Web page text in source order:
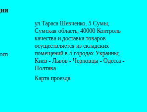
ул.Тараса Шевченко, 5 Сумы,
Сумская область, 40000 Контроль
качества и доставка товаров
осуществляется из складских
помещений в 5 городах Украины; -
Киев - Львов - Черновцы - Одесса -
Полтава
Карта проезда